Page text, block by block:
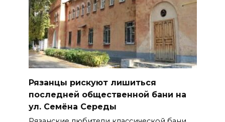
Рязанцы рискуют лишиться
последней общественной бани на
ул. Семёна Середы